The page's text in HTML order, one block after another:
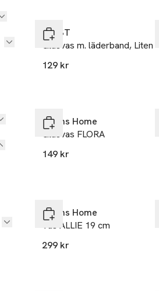
ERNST
Glasvas m. läderband, Liten
129 kr
Åhléns Home
Glasvas FLORA
149 kr
Åhléns Home
Vas ALLIE 19 cm
299 kr